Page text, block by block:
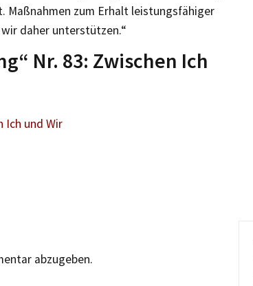
Maßnahmen zum Erhalt leistungsfähiger
daher unterstützen.“
Nr. 83: Zwischen Ich
Ich und Wir
abzugeben.